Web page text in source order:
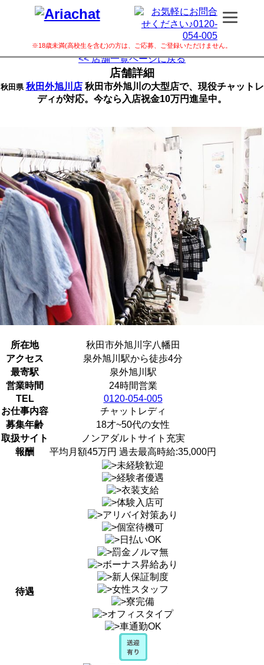
※18歳未満(高校生を含む)の方は、ご応募、ご登録いただけません。
<< 店舗一覧ページに戻る
店舗詳細
秋田県 秋田外旭川店 秋田市外旭川の大型店で、現役チャットレ
ディが対応。今なら入店祝金10万円進呈中。
所在地
秋田市外旭川字八幡田
アクセス
泉外旭川駅から徒歩4分
最寄駅
泉外旭川駅
営業時間
24時間営業
TEL
0120-054-005
お仕事内容
チャットレディ
募集年齢
18才~50代の女性
取扱サイト
ノンアダルトサイト充実
報酬
平均月額45万円 過去最高時給:35,000円
待遇